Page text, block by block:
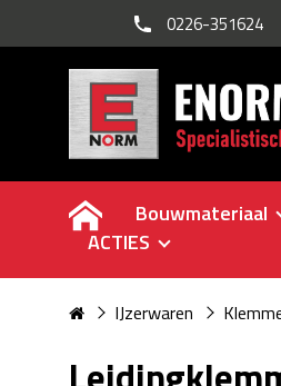
0226-351624
Bouwmateriaal
ACTIES
IJzerwaren